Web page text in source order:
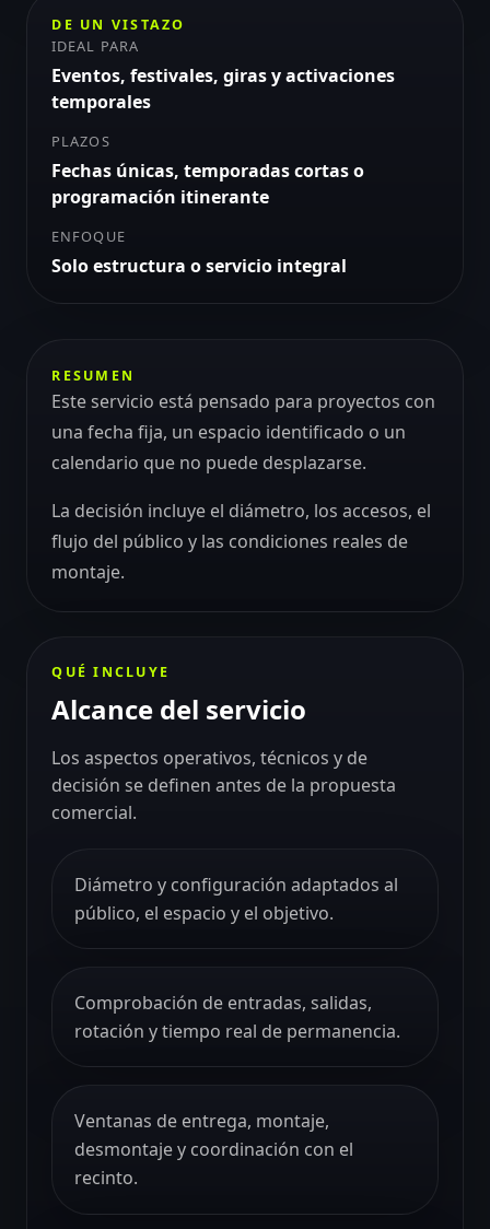
DE UN VISTAZO
IDEAL PARA
Eventos, festivales, giras y activaciones
temporales
PLAZOS
Fechas únicas, temporadas cortas o
programación itinerante
ENFOQUE
Solo estructura o servicio integral
RESUMEN
Este servicio está pensado para proyectos con
una fecha fija, un espacio identificado o un
calendario que no puede desplazarse.
La decisión incluye el diámetro, los accesos, el
flujo del público y las condiciones reales de
montaje.
QUÉ INCLUYE
Alcance del servicio
Los aspectos operativos, técnicos y de
decisión se definen antes de la propuesta
comercial.
Diámetro y configuración adaptados al
público, el espacio y el objetivo.
Comprobación de entradas, salidas,
rotación y tiempo real de permanencia.
Ventanas de entrega, montaje,
desmontaje y coordinación con el
recinto.